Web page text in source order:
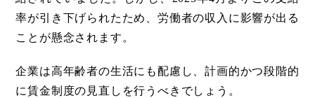
率が引き下げられたため、労働者の収入に影響が出る
ことが懸念されます。
企業は高年齢者の生活にも配慮し、計画的かつ段階的
に賃金制度の見直しを行うべきでしょう。